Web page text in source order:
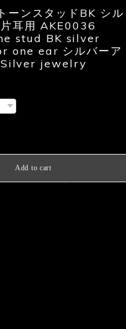
ーンスタッドBK シル
耳用 AKE0036
stud BK silver
one ear シルバーア
Silver jewelry
Add to cart